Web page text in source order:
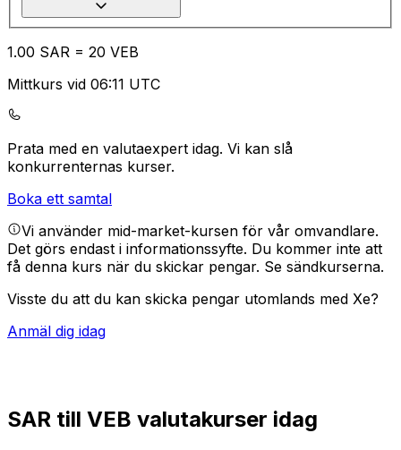
1.00 SAR = 20 VEB
Mittkurs vid 06:11 UTC
Prata med en valutaexpert idag. Vi kan slå
konkurrenternas kurser.
Boka ett samtal
Vi använder mid-market-kursen för vår omvandlare.
Det görs endast i informationssyfte. Du kommer inte att
få denna kurs när du skickar pengar. Se sändkurserna.
Visste du att du kan skicka pengar utomlands med Xe?
Anmäl dig idag
SAR till VEB valutakurser idag